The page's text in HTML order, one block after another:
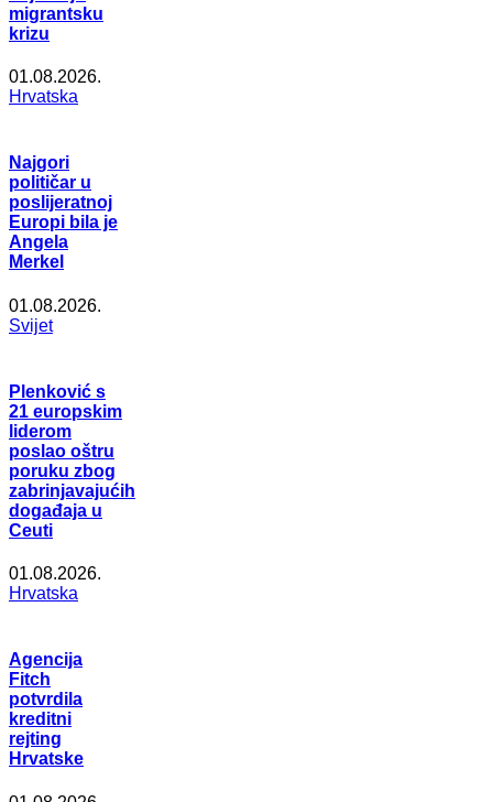
migrantsku
krizu
01.08.2026.
Hrvatska
Najgori
političar u
poslijeratnoj
Europi bila je
Angela
Merkel
01.08.2026.
Svijet
Plenković s
21 europskim
liderom
poslao oštru
poruku zbog
zabrinjavajućih
događaja u
Ceuti
01.08.2026.
Hrvatska
Agencija
Fitch
potvrdila
kreditni
rejting
Hrvatske